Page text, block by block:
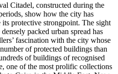
Citadel, constructed during the
show how the city has
protective strongpoint. The sight
packed urban spread has
fascination with the city whose
of protected buildings than
of buildings of recognised
one of the most prolific collections